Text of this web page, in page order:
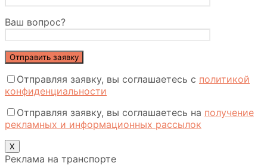
Ваш вопрос?
Отправляя заявку, вы соглашаетесь с политикой
конфиденциальности
Отправляя заявку, вы соглашаетесь на получение
рекламных и информационных рассылок
Х
Реклама на транспорте